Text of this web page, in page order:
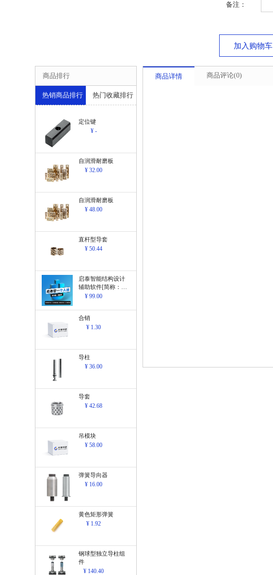
备注：
加入购物车
商品排行
热销商品排行 热门收藏排行
定位键
¥ -
自润滑耐磨板
¥ 32.00
自润滑耐磨板
¥ 48.00
直杆型导套
¥ 50.44
启泰智能结构设计
辅助软件[简称：结
构设计辅助软
¥ 99.00
合销
¥ 1.30
导柱
¥ 36.00
导套
¥ 42.68
吊模块
¥ 58.00
弹簧导向器
¥ 16.00
黄色矩形弹簧
¥ 1.92
钢球型独立导柱组
件
¥ 140.40
商品详情 商品评论(0)